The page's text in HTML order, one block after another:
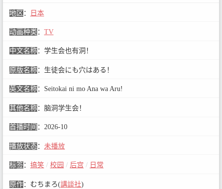
地区 ： 日本
动画种类 ： TV
中文名称： 学生会也有洞！
原版名称： 生徒会にも穴はある！
英文名称： Seitokai ni mo Ana wa Aru!
其他名称： 脑洞学生会！
首播时间 ： 2026-10
播放状态： 未播放
标签： 搞笑 / 校园 / 后宫 / 日常
原作： むちまろ(講談社)